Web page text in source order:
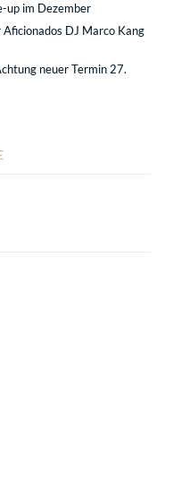
up im Dezember
DJ Marco Kang
neuer Termin 27.